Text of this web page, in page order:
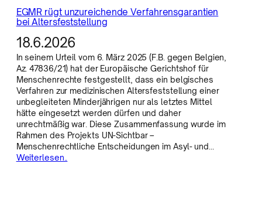
EGMR rügt unzureichende Verfahrensgarantien
bei Altersfeststellung
18.6.2026
In seinem Urteil vom 6. März 2025 (F.B. gegen Belgien,
Az. 47836/21) hat der Europäische Gerichtshof für
Menschenrechte festgestellt, dass ein belgisches
Verfahren zur medizinischen Altersfeststellung einer
unbegleiteten Minderjährigen nur als letztes Mittel
hätte eingesetzt werden dürfen und daher
unrechtmäßig war. Diese Zusammenfassung wurde im
Rahmen des Projekts UN-Sichtbar –
Menschenrechtliche Entscheidungen im Asyl- und…
Weiterlesen..